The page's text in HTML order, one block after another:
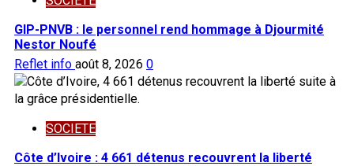
GIP-PNVB : le personnel rend hommage à Djourmité
Nestor Noufé
Reflet info août 8, 2026 0
SOCIETE
Côte d’Ivoire : 4 661 détenus recouvrent la liberté